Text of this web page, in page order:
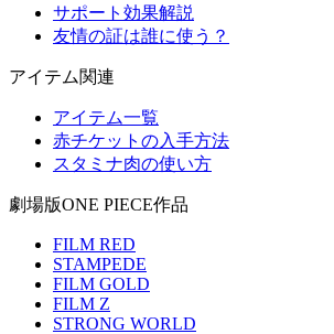
サポート効果解説
友情の証は誰に使う？
アイテム関連
アイテム一覧
赤チケットの入手方法
スタミナ肉の使い方
劇場版ONE PIECE作品
FILM RED
STAMPEDE
FILM GOLD
FILM Z
STRONG WORLD